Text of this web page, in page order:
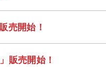
売開始！
販売開始！